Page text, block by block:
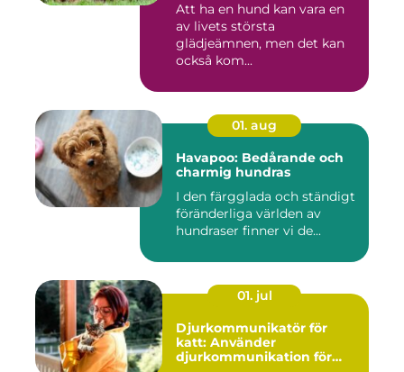
Att ha en hund kan vara en
av livets största
glädjeämnen, men det kan
också kom...
01. aug
Havapoo: Bedårande och
charmig hundras
I den färgglada och ständigt
föränderliga världen av
hundraser finner vi de...
01. jul
Djurkommunikatör för
katt: Använder
djurkommunikation för